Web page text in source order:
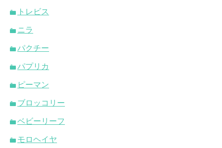
トレビス
ニラ
パクチー
パプリカ
ピーマン
ブロッコリー
ベビーリーフ
モロヘイヤ